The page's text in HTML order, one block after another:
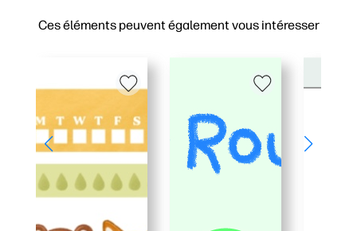
Ces éléments peuvent également vous intéresser